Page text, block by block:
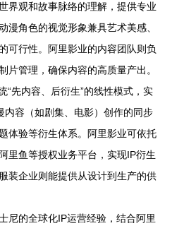
界观和故事脉络的理解，提供专业
漫角色的视觉形象兼具艺术美感、
可行性。阿里影业的内容团队则负
片管理，确保内容的高质量产出。
“先内容、后衍生”的线性模式，实
内容（如剧集、电影）创作的同步
体验等衍生体系。阿里影业可依托
里鱼等授权业务平台，实现IP衍生
装企业则能提供从设计到生产的供
尼的全球化IP运营经验，结合阿里